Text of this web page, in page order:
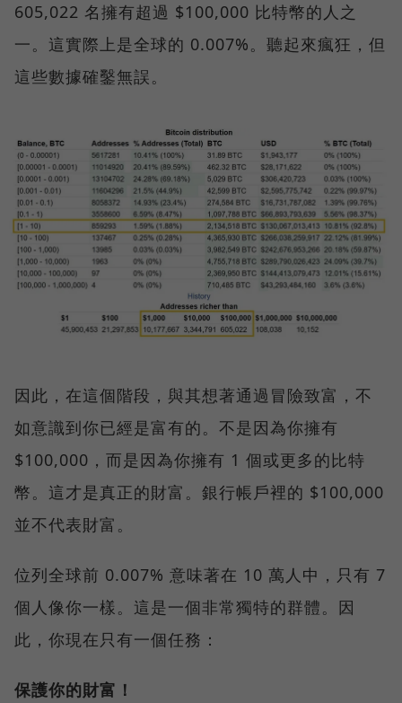
605,022 名擁有超過 $100,000 比特幣的人之
一。這實際上是全球的 0.007%。聽起來瘋狂，但
這些數據確鑿無誤。
因此，在這個階段，與其想著通過冒險致富，不
如意識到你已經是富有的。不是因為你擁有
$100,000，而是因為你擁有 1 個或更多的比特
幣。這才是真正的財富。銀行帳戶裡的 $100,000
並不代表財富。
位列全球前 0.007% 意味著在 10 萬人中，只有 7
個人像你一樣。這是一個非常獨特的群體。因
此，你現在只有一個任務：
保護你的財富！